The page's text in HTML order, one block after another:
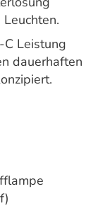
Leistung
dauerhaften